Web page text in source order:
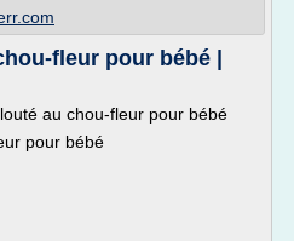
fleur pour bébé |
au chou-fleur pour bébé
pour bébé